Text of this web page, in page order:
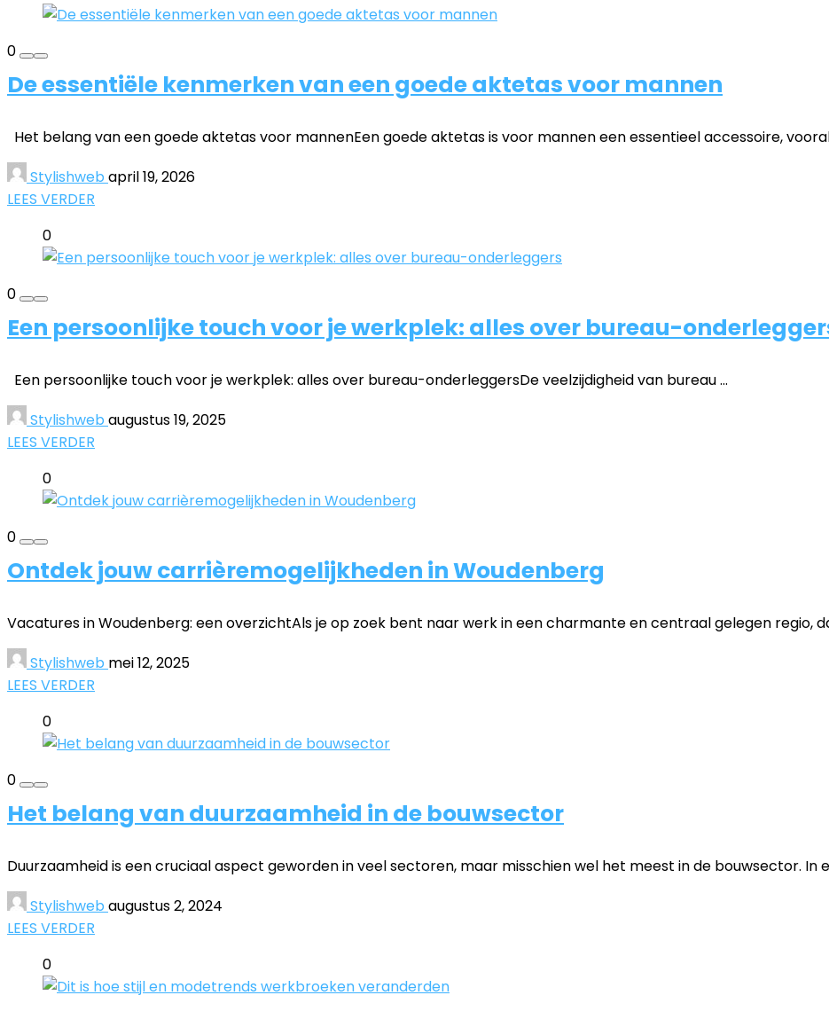
0
De essentiële kenmerken van een goede aktetas voor mannen
Het belang van een goede aktetas voor mannenEen goede aktetas is voor mannen een essentieel accessoire,
Stylishweb april 19, 2026
LEES VERDER
0
0
Een persoonlijke touch voor je werkplek: alles over bureau-
Een persoonlijke touch voor je werkplek: alles over bureau-onderleggersDe veelzijdigheid van bureau ...
Stylishweb augustus 19, 2025
LEES VERDER
0
0
Ontdek jouw carrièremogelijkheden in Woudenberg
Vacatures in Woudenberg: een overzichtAls je op zoek bent naar werk in een charmante en centraal gelegen regio,
Stylishweb mei 12, 2025
LEES VERDER
0
0
Het belang van duurzaamheid in de bouwsector
Duurzaamheid is een cruciaal aspect geworden in veel sectoren, maar misschien wel het meest in de bouwsector. In
Stylishweb augustus 2, 2024
LEES VERDER
0